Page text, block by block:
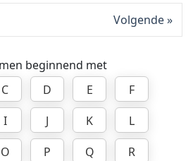
Volgende
beginnend met
C D E
F
I J K
L
O P Q
R